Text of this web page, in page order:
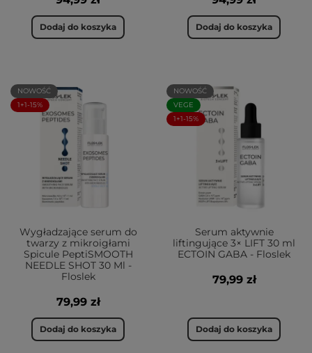
Dodaj do koszyka Dodaj do koszyka
NOWOŚĆ
1+1-15%
Wygładzające serum do
twarzy z mikroigłami
Spicule PeptiSMOOTH
NEEDLE SHOT 30 Ml -
Floslek
79,99 zł
Dodaj do koszyka
NOWOŚĆ
VEGE
1+1-15%
Serum aktywnie
liftingujące 3× LIFT 30 ml
ECTOIN GABA - Floslek
79,99 zł
Dodaj do koszyka